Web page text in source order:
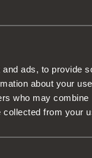
ads, to provide
about your
who may
collected from your